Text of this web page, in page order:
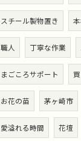
スチール製物置き
職人 丁寧な作業
まごころサポート
お花の苗 茅ヶ崎市
愛溢れる時間 花壇